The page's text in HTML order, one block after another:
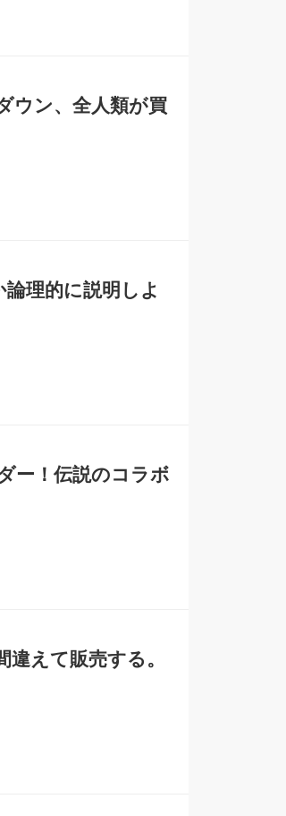
ウン、全人類が買
理的に説明しよ
ー！伝説のコラボ
えて販売する。